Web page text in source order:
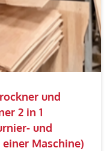
und
2 in 1
und
Maschine)